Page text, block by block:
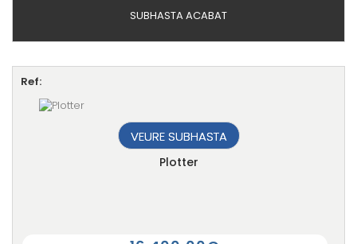
SUBHASTA ACABAT
Ref:
VEURE SUBHASTA
Plotter